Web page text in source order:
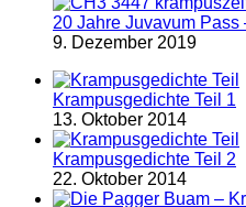
20 Jahre Juvavum
9. Dezember 2019
Krampusgedichte Teil 1
13. Oktober 2014
Krampusgedichte Teil 2
22. Oktober 2014